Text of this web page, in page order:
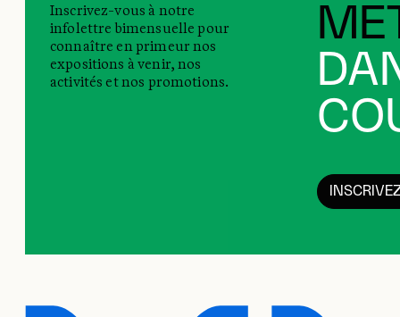
Inscrivez-vous à notre
infolettre bimensuelle pour
connaître en primeur nos
expositions à venir, nos
activités et nos promotions.